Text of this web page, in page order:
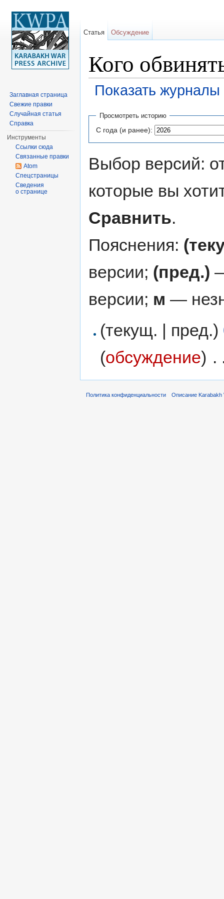
Кого
Показать
Просмотреть историю
С года (и ранее):
Выбор версий:
которые вы
Сравнить.
Пояснения:
версии; (пред.)
версии; м —
(текущ. | пред.)
(обсуждение) .
Статья Обсуждение
Заглавная страница
Свежие правки
Случайная статья
Справка
Инструменты
Ссылки сюда
Связанные правки
Atom
Спецстраницы
Сведения
о странице
Политика конфиденциальности Описание Karabakh